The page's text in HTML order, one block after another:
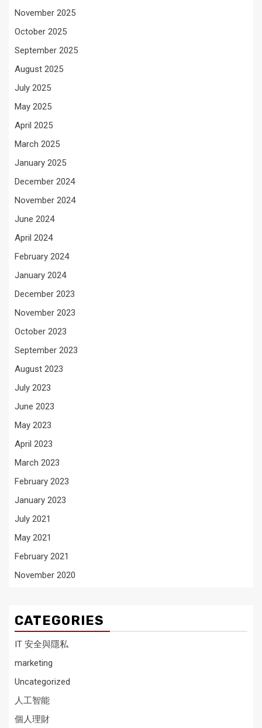
November 2025
October 2025
September 2025
August 2025
July 2025
May 2025
April 2025
March 2025
January 2025
December 2024
November 2024
June 2024
April 2024
February 2024
January 2024
December 2023
November 2023
October 2023
September 2023
August 2023
July 2023
June 2023
May 2023
April 2023
March 2023
February 2023
January 2023
July 2021
May 2021
February 2021
November 2020
CATEGORIES
IT 安全與隱私
marketing
Uncategorized
人工智能
個人理財